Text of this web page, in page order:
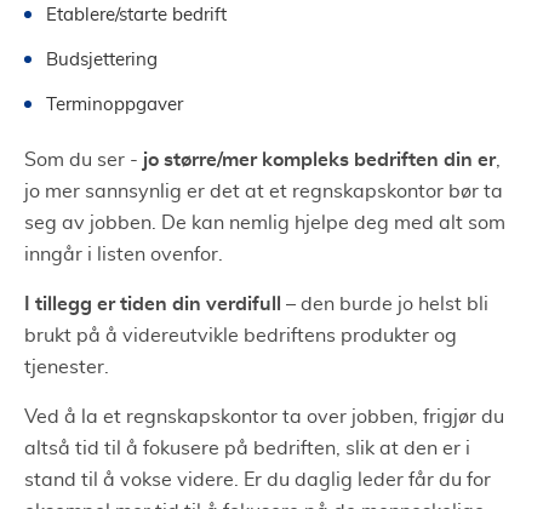
Etablere/starte bedrift
Budsjettering
Terminoppgaver
Som du ser - jo større/mer kompleks bedriften din er,
jo mer sannsynlig er det at et regnskapskontor bør ta
seg av jobben. De kan nemlig hjelpe deg med alt som
inngår i listen ovenfor.
I tillegg er tiden din verdifull – den burde jo helst bli
brukt på å videreutvikle bedriftens produkter og
tjenester.
Ved å la et regnskapskontor ta over jobben, frigjør du
altså tid til å fokusere på bedriften, slik at den er i
stand til å vokse videre. Er du daglig leder får du for